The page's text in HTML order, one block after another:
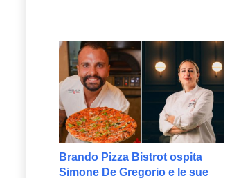
Brando Pizza Bistrot ospita
Simone De Gregorio e le sue